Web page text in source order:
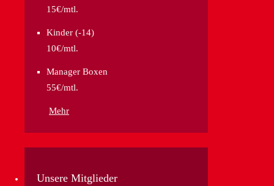
15€/mtl.
Kinder (-14)
10€/mtl.
Manager Boxen
55€/mtl.
Mehr
Unsere Mitglieder